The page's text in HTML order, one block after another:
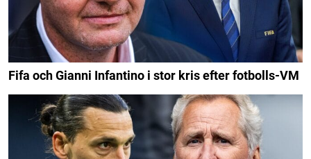
Fifa och Gianni Infantino i stor kris efter fotbolls-VM